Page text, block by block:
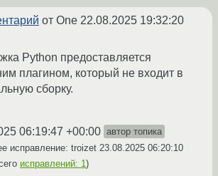
от One 22.08.2025 19:32:20
Python предоставляется
плагином, который не входит в
сборку.
06:19:47 +00:00 автор топика
исправление: troizet 23.08.2025 06:20:10
исправлений: 1)